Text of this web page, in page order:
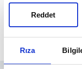
Rıza
Reddet
oyuncularından
Armando
olmuştur